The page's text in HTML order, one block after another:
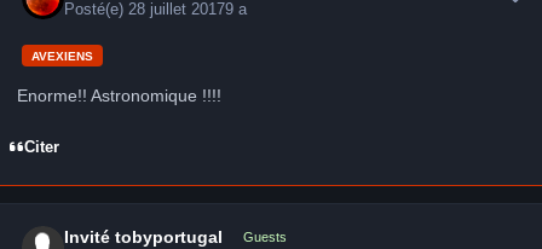
Posté(e)28 juillet 20179 a
AVEXIENS
Enorme!! Astronomique !!!!
Citer
Invité tobyportugal Guests